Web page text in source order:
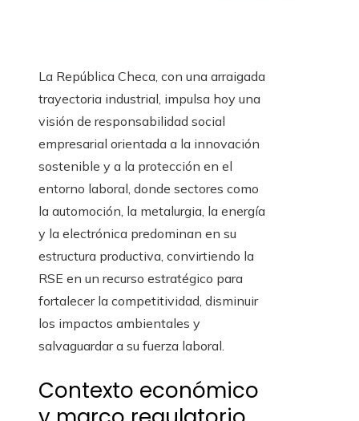
La República Checa, con una arraigada
trayectoria industrial, impulsa hoy una
visión de responsabilidad social
empresarial orientada a la innovación
sostenible y a la protección en el
entorno laboral, donde sectores como
la automoción, la metalurgia, la energía
y la electrónica predominan en su
estructura productiva, convirtiendo la
RSE en un recurso estratégico para
fortalecer la competitividad, disminuir
los impactos ambientales y
salvaguardar a su fuerza laboral.
Contexto económico